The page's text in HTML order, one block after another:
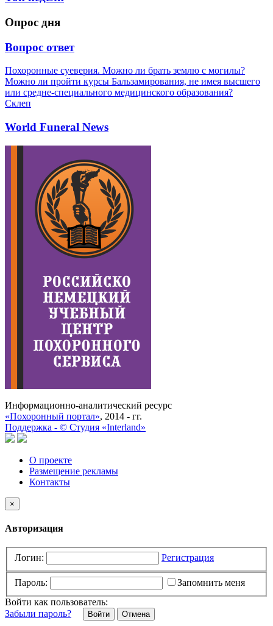
Опрос дня
Вопрос ответ
Похоронные суеверия. Можно ли брать землю с могилы?
Можно ли пройти курсы Бальзамирования, не имея высшего
или средне-специального медицинского образования?
Склеп
World Funeral News
Информационно-аналитический ресурс
«Похоронный портал», 2014 - гг.
Поддержка - © Cтудия «Interland»
О проекте
Размещение рекламы
Контакты
×
Авторизация
Логин: Регистрация
Пароль:
Запомнить меня
Войти как пользователь:
Забыли пароль?
Отмена